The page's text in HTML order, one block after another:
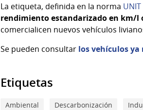
La etiqueta, definida en la norma
rendimiento estandarizado en km/l
comercialicen nuevos vehículos
Se pueden consultar los vehículos ya
Etiquetas
Ambiental Descarbonización